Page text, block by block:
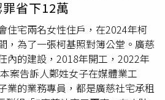
屬始終希望，社會記得的不只是一
存在過、努力生活過的孩子。由
益保障法》第69條規定，媒體不得
以辨識身分資訊，因此多年來外界
楊承勳。對楊家而言，孩子彷彿
直希望有朝一日，能讓社會記住他
，並引用2023年修正、2024年施
指出指導律師與學習律師間涉及
業倫理值得社會討論。他強調，相
料查證，並未揭露不應公開的個人
訴訟，也願意接受司法檢驗。除了
擁有國立台灣大學機械工程研究所
省下12萬
住宅兩名女性住戶，在2024年柯
，為了一張柯基照對簿公堂。廣慈
內的建設，2018年開工，2022年
案告訴人鄭姓女子在媒體業工
業的業務專員，都是廣慈社宅承租